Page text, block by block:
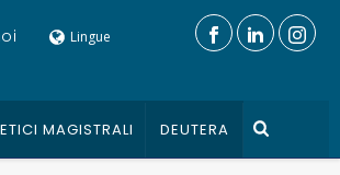
Lingue
MAGISTRALI DEUTERA